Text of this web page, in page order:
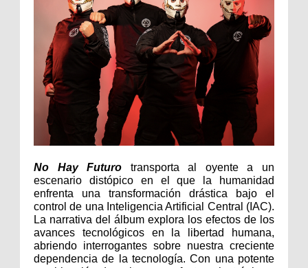
No Hay Futuro transporta al oyente a un
escenario distópico en el que la humanidad
enfrenta una transformación drástica bajo el
control de una Inteligencia Artificial Central (IAC).
La narrativa del álbum explora los efectos de los
avances tecnológicos en la libertad humana,
abriendo interrogantes sobre nuestra creciente
dependencia de la tecnología. Con una potente